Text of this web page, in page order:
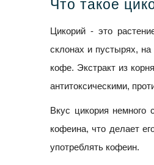
Что такое
Цикорий - это
склонах и пустырях, на
кофе. Экстракт из
антитоксическими,
Вкус цикория немного
кофеина, что делает
употреблять кофеин.